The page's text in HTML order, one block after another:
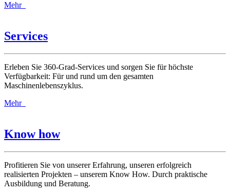
Mehr
Services
Erleben Sie 360-Grad-Services und sorgen Sie für höchste
Verfügbarkeit: Für und rund um den gesamten
Maschinenlebenszyklus.
Mehr
Know how
Profitieren Sie von unserer Erfahrung, unseren erfolgreich
realisierten Projekten – unserem Know How. Durch praktische
Ausbildung und Beratung.